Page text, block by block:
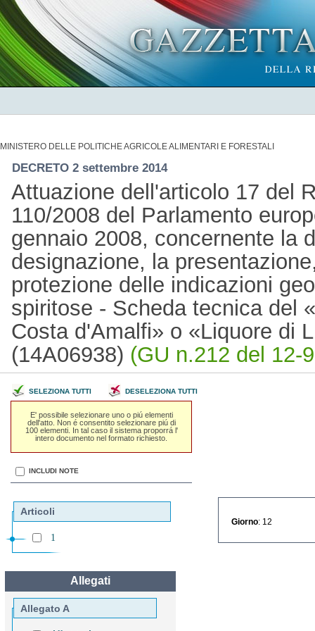
MINISTERO DELLE POLITICHE AGRICOLE ALIMENTARI E FORESTALI
DECRETO 2 settembre 2014
Attuazione dell'articolo 17 del
110/2008 del Parlamento
gennaio 2008, concernente la
designazione, la
protezione delle indicazioni
spiritose - Scheda tecnica del
Costa d'Amalfi» o «Liquore di
(14A06938) (GU n.212 del 12-
SELEZIONA TUTTI DESELEZIONA TUTTI
E' possibile selezionare uno o piú elementi
dell'atto. Non é consentito selezionare piú di
100 elementi. In tal caso il sistema proporrá l'
intero documento nel formato richiesto.
INCLUDI NOTE
Articoli
1
Allegati
Allegato A
Giorno : 12